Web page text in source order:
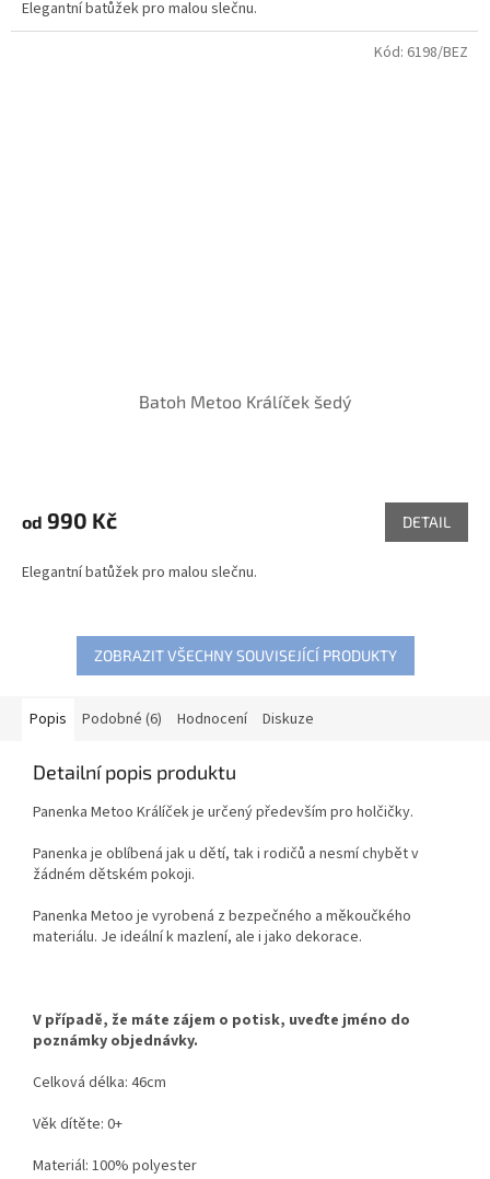
Elegantní batůžek pro malou slečnu.
Batoh Metoo Králíček šedý
od 990 Kč DETAIL
Elegantní batůžek pro malou slečnu.
Kód: 6198/BEZ
ZOBRAZIT VŠECHNY SOUVISEJÍCÍ PRODUKTY
Popis Podobné (6) Hodnocení Diskuze
Detailní popis produktu
Panenka Metoo Králíček je určený především pro holčičky.
Panenka je oblíbená jak u dětí, tak i rodičů a nesmí chybět v
žádném dětském pokoji.
Panenka Metoo je vyrobená z bezpečného a měkoučkého
materiálu. Je ideální k mazlení, ale i jako dekorace.
V případě, že máte zájem o potisk, uveďte jméno do
poznámky objednávky.
Celková délka: 46cm
Věk dítěte: 0+
Materiál: 100% polyester